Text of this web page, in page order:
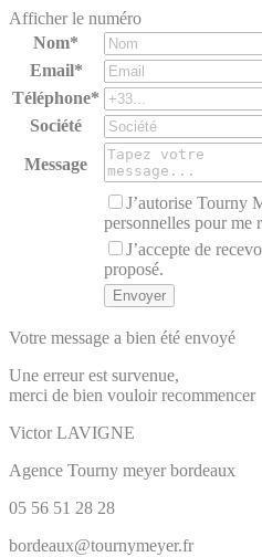
Afficher le numéro
Nom*
Email*
Téléphone*
Société
Message
J’autorise Tourny
personnelles pour me
J’accepte de
proposé.
Votre message a bien été envoyé
Une erreur est survenue,
merci de bien vouloir recommencer
Victor LAVIGNE
Agence Tourny meyer bordeaux
05 56 51 28 28
bordeaux@tournymeyer.fr